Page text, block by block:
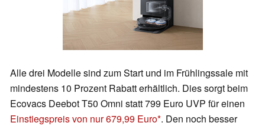
Alle drei Modelle sind zum Start und im Frühlingssale mit
mindestens 10 Prozent Rabatt erhältlich. Dies sorgt beim
Ecovacs Deebot T50 Omni statt 799 Euro UVP für einen
Einstiegspreis von nur 679,99 Euro . Den noch besser